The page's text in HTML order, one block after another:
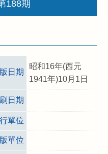
188期
日期
昭和16年(西元
1941年)10月1日
日期
單位
單位